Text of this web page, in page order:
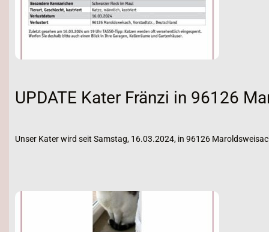
UPDATE Kater Fränzi in 96126
Unser Kater wird seit Samstag, 16.03.2024, in 96126